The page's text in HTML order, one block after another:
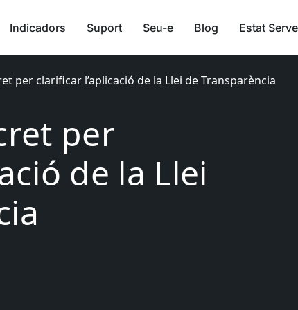
Indicadors Suport Seu-e Blog Estat
per clarificar l’aplicació de la Llei de Transparència
per
de la Llei